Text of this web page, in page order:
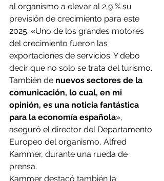
al organismo a elevar al 2,9 % su
previsión de crecimiento para este
2025. «Uno de los grandes motores
del crecimiento fueron las
exportaciones de servicios. Y debo
decir que no solo se trata del turismo.
También de nuevos sectores de la
comunicación, lo cual, en mi
opinión, es una noticia fantástica
para la economía española»,
aseguró el director del Departamento
Europeo del organismo, Alfred
Kammer, durante una rueda de
prensa.
Kammer destacó también la